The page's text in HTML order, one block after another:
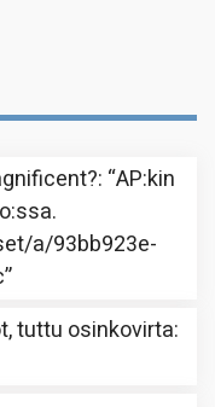
: “AP:kin
a/93bb923e-
”
tuttu osinkovirta: